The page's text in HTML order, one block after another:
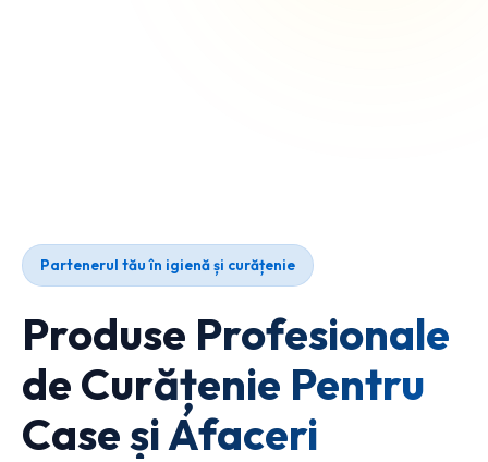
Partenerul tău în igienă și curățenie
Produse Profesionale
de Curățenie Pentru
Case și Afaceri